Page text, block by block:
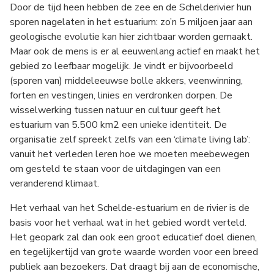
Door de tijd heen hebben de zee en de Schelderivier hun
sporen nagelaten in het estuarium: zo’n 5 miljoen jaar aan
geologische evolutie kan hier zichtbaar worden gemaakt.
Maar ook de mens is er al eeuwenlang actief en maakt het
gebied zo leefbaar mogelijk. Je vindt er bijvoorbeeld
(sporen van) middeleeuwse bolle akkers, veenwinning,
forten en vestingen, linies en verdronken dorpen. De
wisselwerking tussen natuur en cultuur geeft het
estuarium van 5.500 km2 een unieke identiteit. De
organisatie zelf spreekt zelfs van een ‘climate living lab’:
vanuit het verleden leren hoe we moeten meebewegen
om gesteld te staan voor de uitdagingen van een
veranderend klimaat.
Het verhaal van het Schelde-estuarium en de rivier is de
basis voor het verhaal wat in het gebied wordt verteld.
Het geopark zal dan ook een groot educatief doel dienen,
en tegelijkertijd van grote waarde worden voor een breed
publiek aan bezoekers. Dat draagt bij aan de economische,